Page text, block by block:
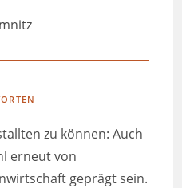
zu können: Auch
erneut von
geprägt sein.